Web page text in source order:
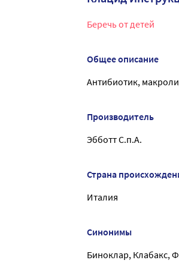
Беречь от детей
Общее описание
Антибиотик,
Производитель
Эбботт С.п.А.
Страна
Италия
Синонимы
Биноклар, Клабакс,